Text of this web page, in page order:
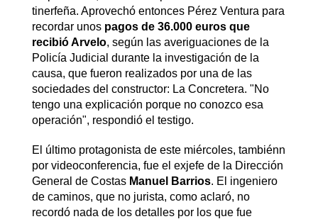
tinerfeña. Aprovechó entonces Pérez Ventura para
recordar unos pagos de 36.000 euros que
recibió Arvelo, según las averiguaciones de la
Policía Judicial durante la investigación de la
causa, que fueron realizados por una de las
sociedades del constructor: La Concretera. "No
tengo una explicación porque no conozco esa
operación", respondió el testigo.
El último protagonista de este miércoles, tambiénn
por videoconferencia, fue el exjefe de la Dirección
General de Costas Manuel Barrios. El ingeniero
de caminos, que no jurista, como aclaró, no
recordó nada de los detalles por los que fue